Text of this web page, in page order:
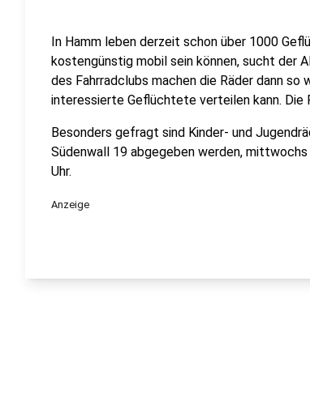
In Hamm leben derzeit schon über 1000
kostengünstig mobil sein können, sucht der
des Fahrradclubs machen die Räder dann
interessierte Geflüchtete verteilen kann. Die
Besonders gefragt sind Kinder- und
Südenwall 19 abgegeben werden,
Uhr.
Anzeige